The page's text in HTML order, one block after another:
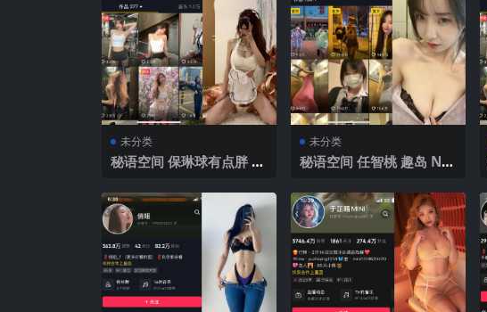
未分类
秘语空间 保琳球有点胖 趣
5年最新完整版
未分类
秘语空间 任智桃 趣岛 NO.
新完整版